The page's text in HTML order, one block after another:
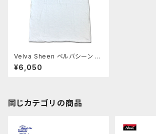
Velva Sheen ベルバシーン G
OLDEN JUBILEE TEE Tシャ
ツ WHITE ホワイト カットソー
¥6,050
同じカテゴリの商品